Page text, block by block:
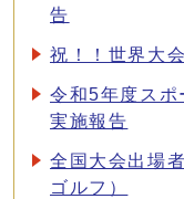
告
祝！！世界大
令和5年度ス
実施報告
全国大会出場
ゴルフ）